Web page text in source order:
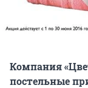
​Компания
постельные